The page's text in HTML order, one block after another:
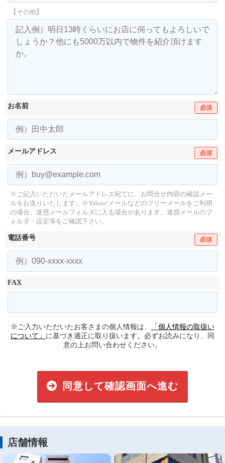
【その他】
お名前 必須
メールアドレス 必須
※ご記入いただいたメールアドレス宛てに、お問合せ内容の確認メー
ルをお送りいたします。
※Yahoo!メールなどのフリーメールをご利用
の場合、迷惑メールフォルダに入る場合があります。 迷惑メールのフ
ォルダ・設定等をご確認下さい。
電話番号 必須
FAX
※ご入力いただいたお客さまの個人情報は、
「個人情報の取扱い
について」 に基づき適正に取り扱います。必ずお読みになり、同
意の上お問い合わせください。
同意して確認画面へ進む
店舗情報